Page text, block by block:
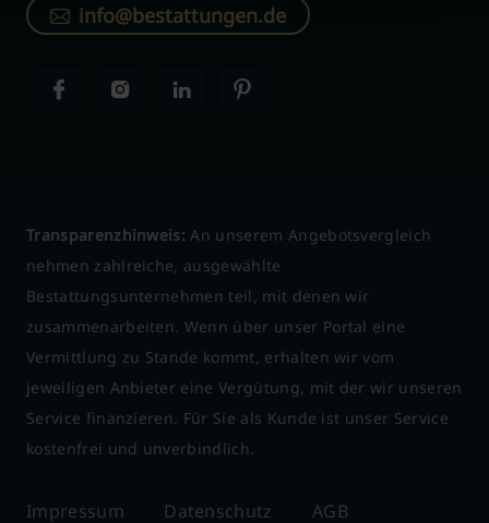
info@bestattungen.de
Transparenzhinweis: An unserem Angebotsvergleich
nehmen zahlreiche, ausgewählte
Bestattungsunternehmen teil, mit denen wir
zusammenarbeiten. Wenn über unser Portal eine
Vermittlung zu Stande kommt, erhalten wir vom
jeweiligen Anbieter eine Vergütung, mit der wir unseren
Service finanzieren. Für Sie als Kunde ist unser Service
kostenfrei und unverbindlich.
Impressum Datenschutz AGB